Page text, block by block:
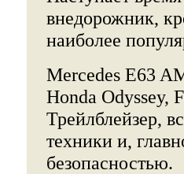
внедорожник,
наиболее
Mercedes E63
Honda Odyssey,
Трейлблейзер,
техники и,
безопасностью.